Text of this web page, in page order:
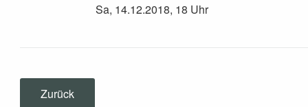
Sa, 14.12.2018, 18 Uhr
Zurück